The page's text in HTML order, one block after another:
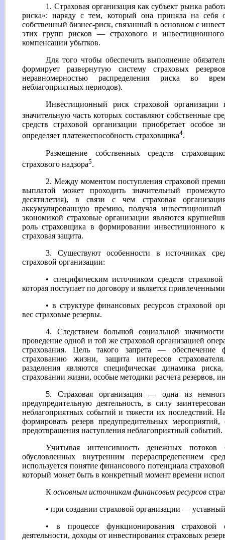
1. Страховая организация как субъект рынка
риска»: наряду с тем, который она приняла на себя
собственный бизнес-риск, связанный в основном с
этих групп рисков — страхового и
компенсации убытков.
Для того чтобы обеспечить выполнение
формирует развернутую систему страховых
неравномерностью распределения риска во
неблагоприятных периодов).
Инвестиционный риск страховой организации
значительную часть которых составляют собственные
средств страховой организации приобретает особое
определяет платежеспособность страховщика4.
Размещение собственных средств
страхового надзора5.
2. Между моментом поступления страховой
выплатой может проходить значительный
десятилетия), в связи с чем страховая
аккумулированную премию, получая
экономикой страховые организации являются
роль страховщика в формировании инвестиционного
страховая защита.
3. Существуют особенности в источниках
страховой организации:
• специфическим источником средств
которая поступает по договору и является
• в структуре финансовых ресурсов страховой
вес страховые резервы.
4. Следствием большой социальной
проведение одной и той же страховой организацией
страхования. Цель такого запрета — обеспечение
страхованию жизни, защита интересов
разделения являются специфическая динамика
страховании жизни, особые методики расчета резервов,
5. Страховая организация — одна из
предупредительную деятельность, в силу
неблагоприятных событий и тяжести их последствий.
формировать резерв предупредительных
предотвращения наступления неблагоприятный событий.
Учитывая интенсивность денежных
обусловленных внутренним перераспредепением
используется понятие финансового потенциала
который может быть в конкретный момент времени
Косновным источникам финансовых ресурсов
• при создании страховой организации —
• в процессе функционирования
деятельности, доходы от инвестирования страховых